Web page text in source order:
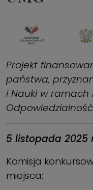
Projekt
państwa,
i Nauki w ramach
Odpowiedzialność
5 listopada 2025
Komisja
miejsca: